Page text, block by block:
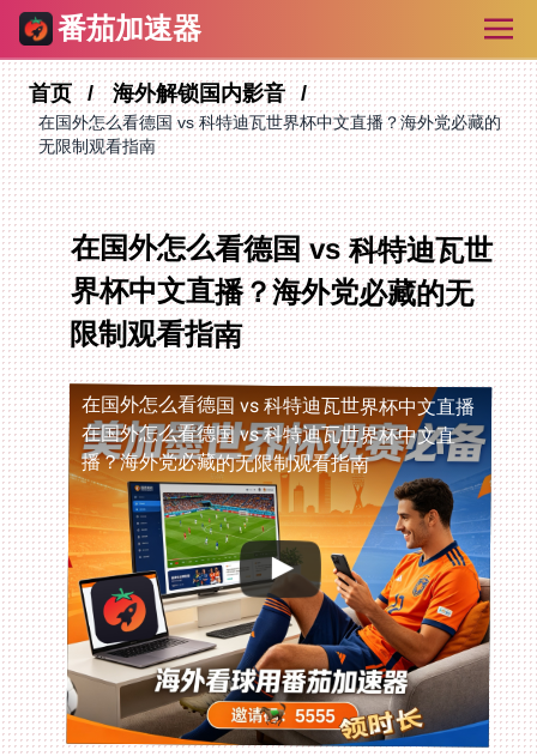
番茄加速器
首页 海外解锁国内影音
在国外怎么看德国 vs 科特迪瓦世界杯中文直播？海外党必藏的
无限制观看指南
在国外怎么看德国 vs 科特迪瓦世
界杯中文直播？海外党必藏的无
限制观看指南
在国外怎么看德国 vs 科特迪瓦世界杯中文直播
在国外怎么看德国 vs 科特迪瓦世界杯中文直
播？海外党必藏的无限制观看指南